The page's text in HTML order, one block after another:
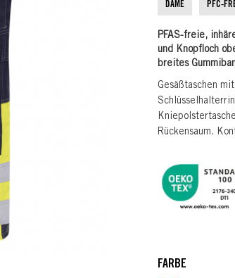
DAME PFC-
PFAS-freie,
und Knopfloch
breites
Gesäßtaschen
Rückensaum.
FARBE